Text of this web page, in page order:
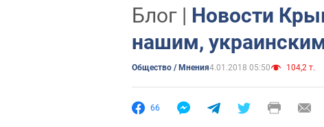
Блог | Новости
нашим,
Общество / Мнения4.01.2018 05:50 104,2 т.
66